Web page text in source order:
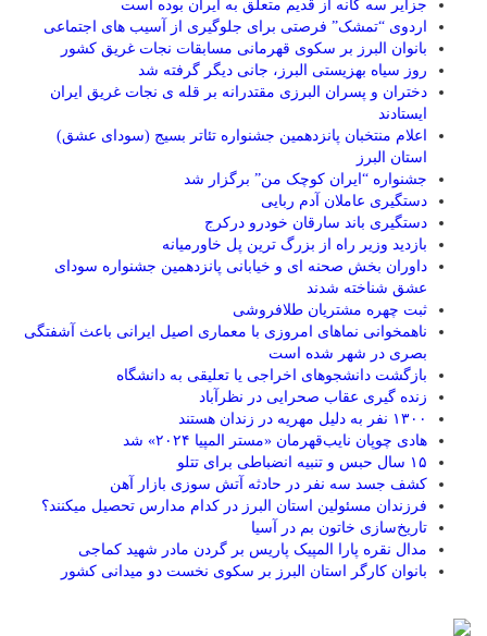
جزایر سه گانه از قدیم متعلق به ایران بوده است
اردوی “تمشک” فرصتی برای جلوگیری از آسیب های اجتماعی
بانوان البرز بر سکوی قهرمانی مسابقات نجات غریق کشور
روز سیاه بهزیستی البرز، جانی دیگر گرفته شد
دختران و پسران البرزی مقتدرانه بر قله ی نجات غریق ایران
ایستادند
اعلام منتخبان پانزدهمین جشنواره تئاتر بسیج (سودای عشق)
استان البرز
جشنواره “ایران کوچک من” برگزار شد
دستگیری عاملان آدم ربایی
دستگیری باند سارقان خودرو درکرج
بازدید وزیر راه از بزرگ ترین پل خاورمیانه
داوران بخش صحنه ای و خیابانی پانزدهمین جشنواره سودای
عشق شناخته شدند
ثبت چهره مشتریان طلافروشی
ناهمخوانی نماهای امروزی با معماری اصیل ایرانی باعث آشفتگی
بصری در شهر شده است
بازگشت دانشجوهای اخراجی یا تعلیقی به دانشگاه
زنده گیری عقاب صحرایی در نظرآباد
۱۳۰۰ نفر به دلیل مهریه در زندان هستند
هادی چوپان نایب‌قهرمان «مستر المپیا ۲۰۲۴» شد
۱۵ سال حبس و تنبیه انضباطی برای تتلو
کشف جسد سه نفر در حادثه آتش سوزی بازار آهن
فرزندان مسئولین استان البرز در کدام مدارس تحصیل میکنند؟
‌تاریخ‌سازی خاتون بم در آسیا
مدال نقره پارا المپیک پاریس بر گردن مادر شهید کماجی
بانوان کارگر استان البرز بر سکوی نخست دو میدانی کشور